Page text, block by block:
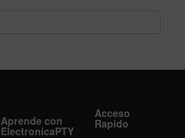
Aprende con
ElectronicaPTY
Acceso
Rapido